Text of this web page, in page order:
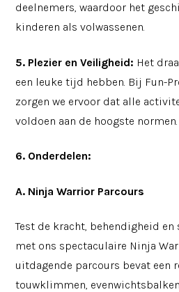
deelnemers, waardoor het
kinderen als volwassenen.
5. Plezier en Veiligheid: Het
een leuke tijd hebben. Bij Fun-
zorgen we ervoor dat alle
voldoen aan de hoogste normen.
6. Onderdelen:
A. Ninja Warrior Parcours
Test de kracht, behendigheid
met ons spectaculaire Ninja
uitdagende parcours bevat een
touwklimmen,